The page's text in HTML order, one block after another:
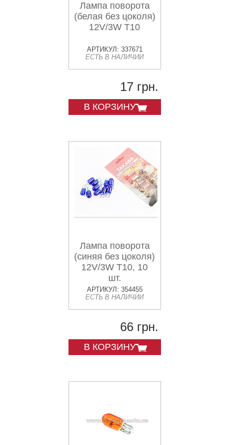
Лампа поворота
(белая без цоколя)
12V/3W T10
АРТИКУЛ: 337671
ЕСТЬ В НАЛИЧИИ
17 грн.
В КОРЗИНУ
Лампа поворота
(синяя без цоколя)
12V/3W T10, 10
шт.
АРТИКУЛ: 354455
ЕСТЬ В НАЛИЧИИ
66 грн.
В КОРЗИНУ